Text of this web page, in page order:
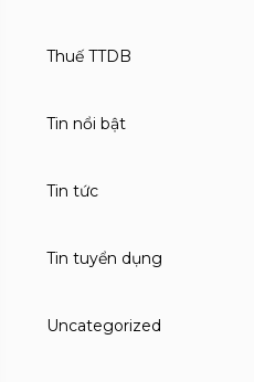
Thuế TTDB
Tin nổi bật
Tin tức
Tin tuyển dụng
Uncategorized